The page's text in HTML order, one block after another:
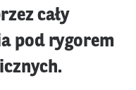
cały
pod rygorem